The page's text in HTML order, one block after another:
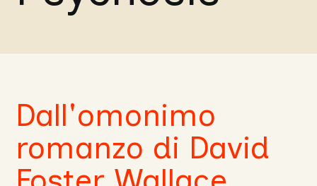
Dall'omonimo
romanzo di David